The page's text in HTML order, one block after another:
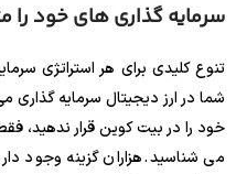
سرمایه گذاری های خود را
تنوع کلیدی برای هر استراتژی
شما در ارز دیجیتال سرمایه
خود را در بیت کوین قرار ندهید،
می شناسید. هزاران گزینه وجود